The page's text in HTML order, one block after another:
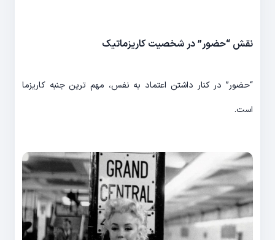
نقش “حضور” در شخصیت کاریزماتیک
“حضور” در کنار داشتن اعتماد به نفس، مهم ترین جنبه کاریزما
است.